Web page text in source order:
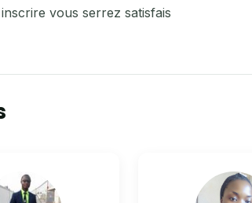
vous serrez satisfais